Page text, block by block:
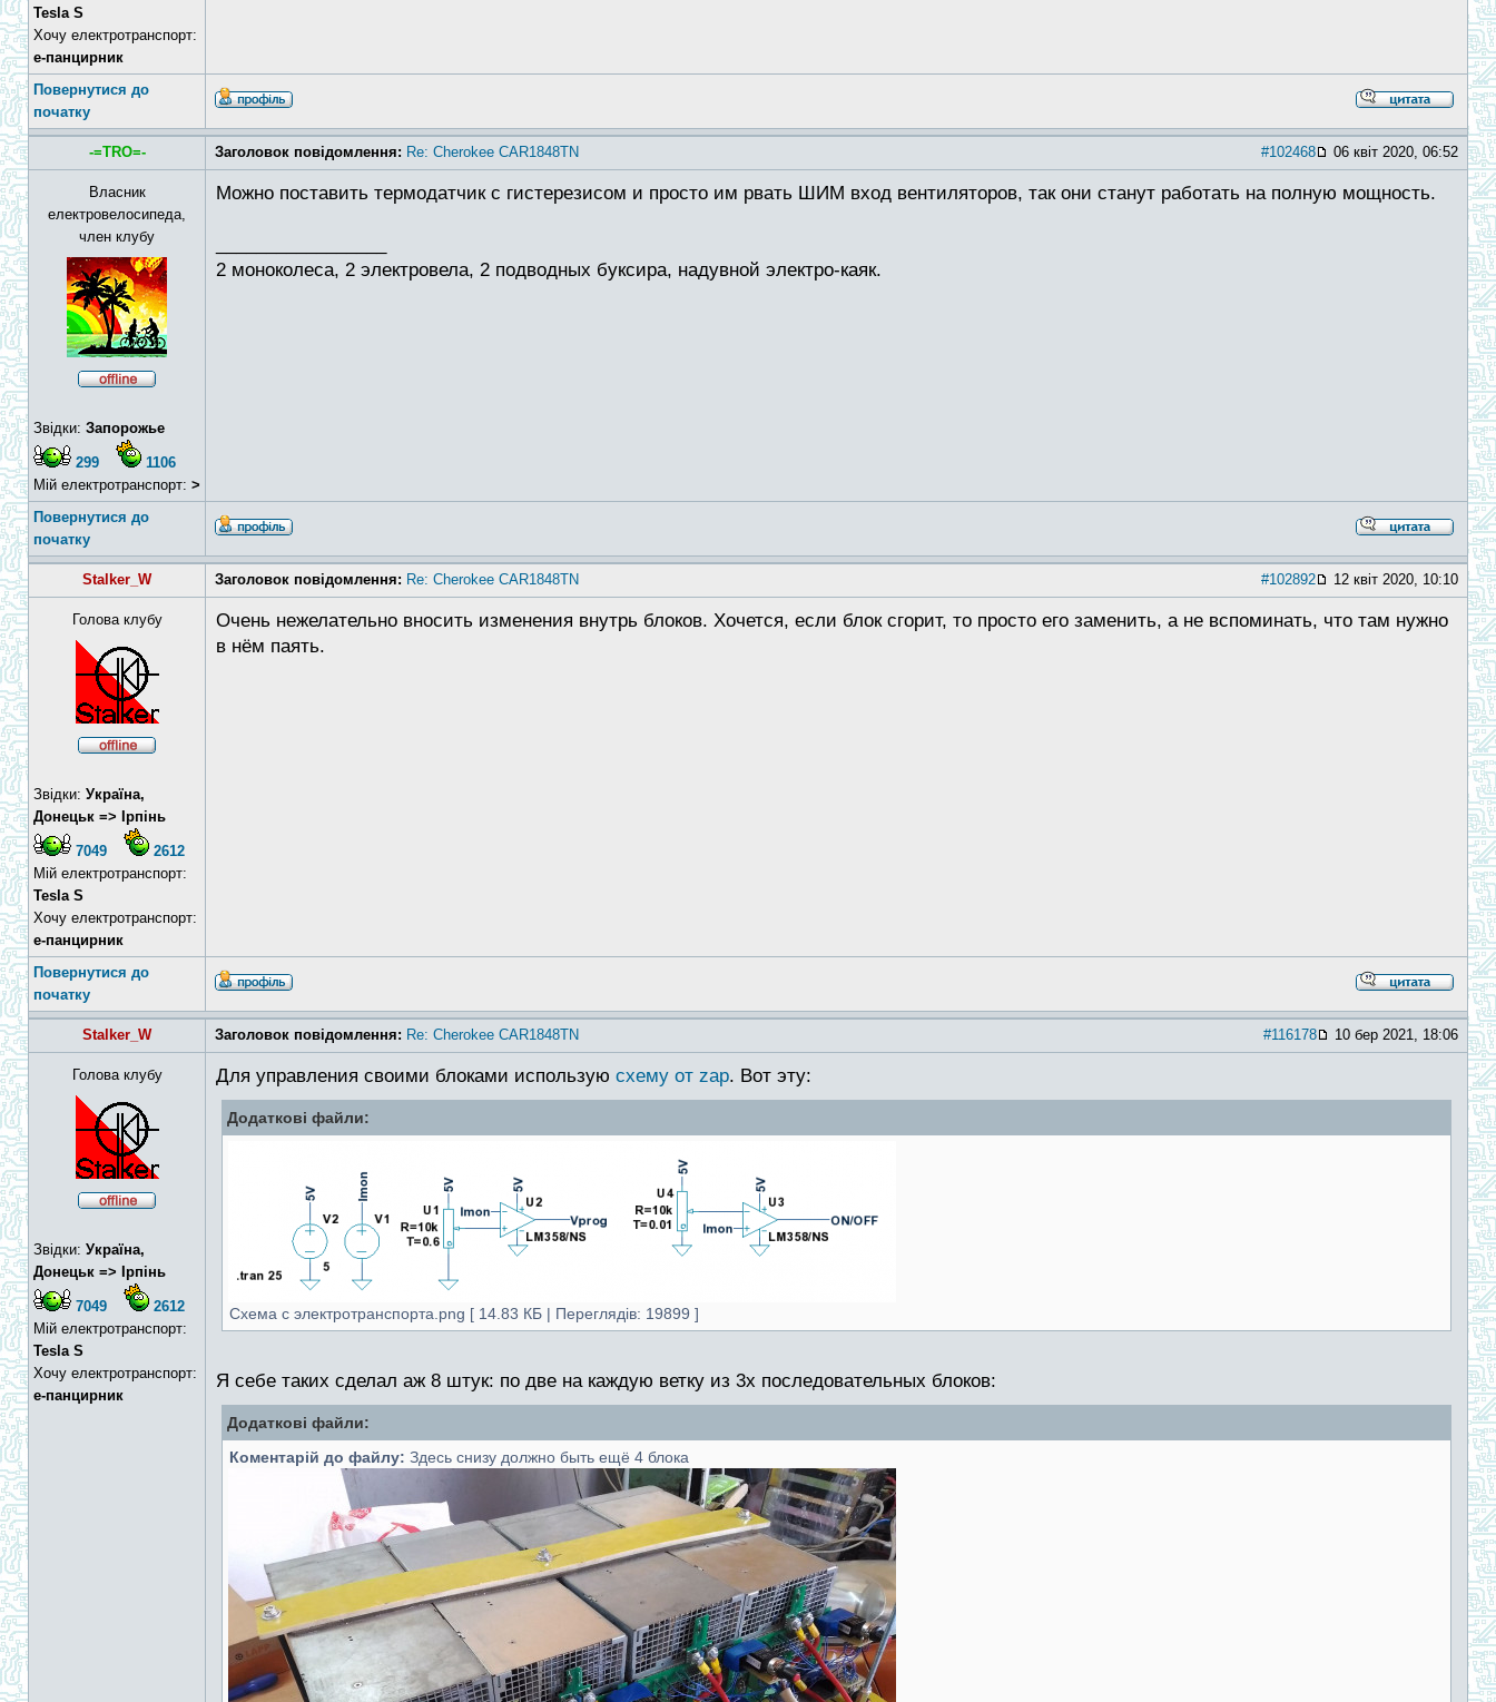
Tesla S
Хочу електротранспорт:
е-панцирник
Повернутися до
початку
-=TRO=- Заголовок повідомлення: Re: Cherokee CAR1848TN #102468 06 квіт 2020, 06:52
Власник
електровелосипеда,
член клубу
Звідки: Запорожье
299
1106
Мій електротранспорт: >
Можно поставить термодатчик с гистерезисом и просто им рвать ШИМ вход вентиляторов, так они станут работать на полную мощность.
2 моноколеса, 2 электровела, 2 подводных буксира, надувной электро-каяк.
Повернутися до
початку
Stalker_W Заголовок повідомлення: Re: Cherokee CAR1848TN #102892 12 квіт 2020, 10:10
Голова клубу
Звідки: Україна,
Донецьк => Ірпінь
7049
2612
Мій електротранспорт:
Tesla S
Хочу електротранспорт:
е-панцирник
Очень нежелательно вносить изменения внутрь блоков. Хочется, если блок сгорит, то просто его заменить, а не вспоминать, что там нужно
в нём паять.
Повернутися до
початку
Stalker_W Заголовок повідомлення: Re: Cherokee CAR1848TN #116178 10 бер 2021, 18:06
Голова клубу
Звідки: Україна,
Донецьк => Ірпінь
7049
2612
Мій електротранспорт:
Tesla S
Хочу електротранспорт:
е-панцирник
Для управления своими блоками использую схему от zap. Вот эту:
Додаткові файли:
Схема с электротранспорта.png [ 14.83 КБ | Переглядів: 19899 ]
Я себе таких сделал аж 8 штук: по две на каждую ветку из 3х последовательных блоков:
Додаткові файли:
Коментарій до файлу: Здесь снизу должно быть ещё 4 блока